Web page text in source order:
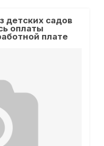
детских садов
оплаты
плате